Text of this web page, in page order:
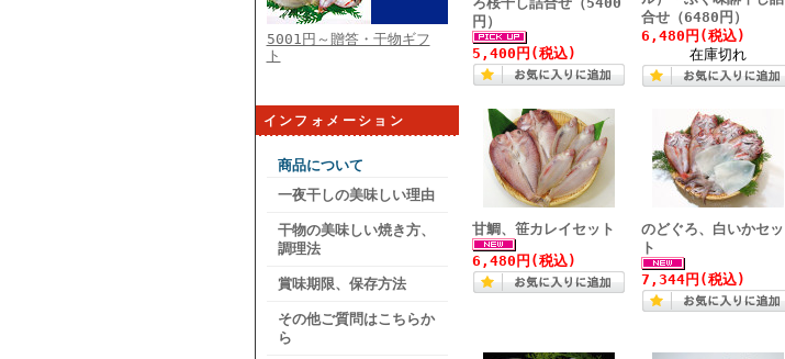
5001円～贈答・干物ギフ
ト
インフォメーション
商品について
一夜干しの美味しい理由
干物の美味しい焼き方、
調理法
賞味期限、保存方法
その他ご質問はこちらか
ら
円）
5,400円(税込)
合せ（6480円）
6,480円(税込)
在庫切れ
甘鯛、笹カレイセット
6,480円(税込)
のどぐろ、白いかセッ
ト
7,344円(税込)